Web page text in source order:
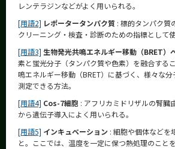
レンテラジンなどがよく用いられる。
[用語2] レポータータンパク質 : 標的タンパク質
クリーニング・検査・診断のための指標として
[用語3] 生物発光共鳴エネルギー移動（BRET）
素と蛍光分子（タンパク質や色素）を融合する
鳴エネルギー移動（BRET）に基づく、様々な分
測定できる方法。
[用語4] Cos-7細胞 : アフリカミドリザルの腎臓
から遺伝子導入によく用いられる。
[用語5] インキュベーション : 細胞や個体などを
と。ここでは、温度を一定に保つ熱処理のことを